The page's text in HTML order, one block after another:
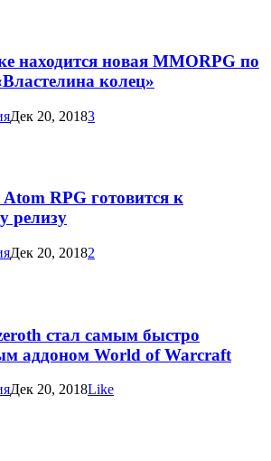
находится новая MMORPG по
колец»
Дек 20, 20183
RPG готовится к
релизу
Дек 20, 20182
стал самым быстро
аддоном World of Warcraft
Дек 20, 2018Like